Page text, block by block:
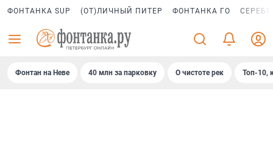
ФОНТАНКА SUP (ОТ)ЛИЧНЫЙ ПИТЕР ФОНТАНКА ГО
Фонтан на Неве 40 млн за парковку О чистоте рек Топ-10,